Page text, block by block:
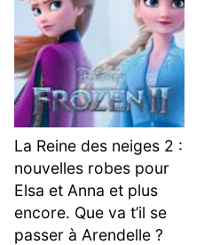
La Reine des neiges 2 :
nouvelles robes pour
Elsa et Anna et plus
encore. Que va t’il se
passer à Arendelle ?